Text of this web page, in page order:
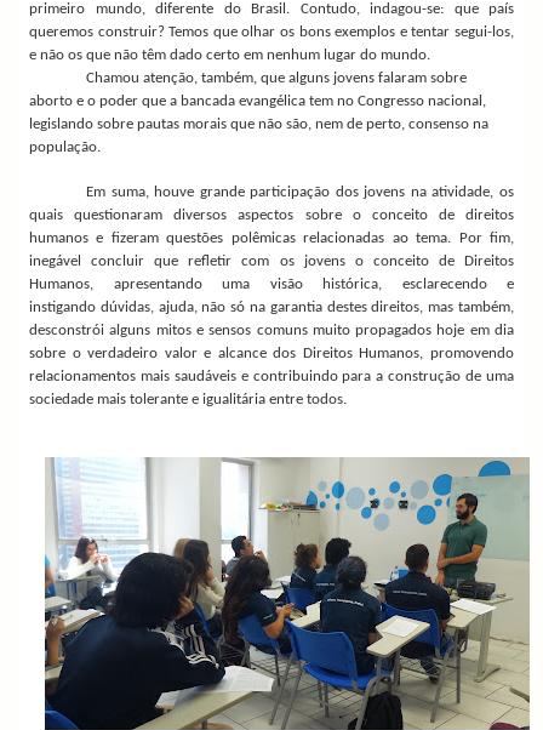
primeiro mundo, diferente do Brasil. Contudo, indagou-se: que país
queremos construir? Temos que olhar os bons exemplos e tentar segui-los,
e não os que não têm dado certo em nenhum lugar do mundo.
Chamou atenção, também, que alguns jovens falaram sobre
aborto e o poder que a bancada evangélica tem no Congresso nacional,
legislando sobre pautas morais que não são, nem de perto, consenso na
população.
Em suma, houve grande participação dos jovens na atividade, os
quais questionaram diversos aspectos sobre o conceito de direitos
humanos e fizeram questões polêmicas relacionadas ao tema. Por fim,
inegável concluir que refletir com os jovens o conceito de Direitos
Humanos, apresentando uma visão histórica, esclarecendo e
instigando dúvidas, ajuda, não só na garantia destes direitos, mas também,
desconstrói alguns mitos e sensos comuns muito propagados hoje em dia
sobre o verdadeiro valor e alcance dos Direitos Humanos, promovendo
relacionamentos mais saudáveis e contribuindo para a construção de uma
sociedade mais tolerante e igualitária entre todos.